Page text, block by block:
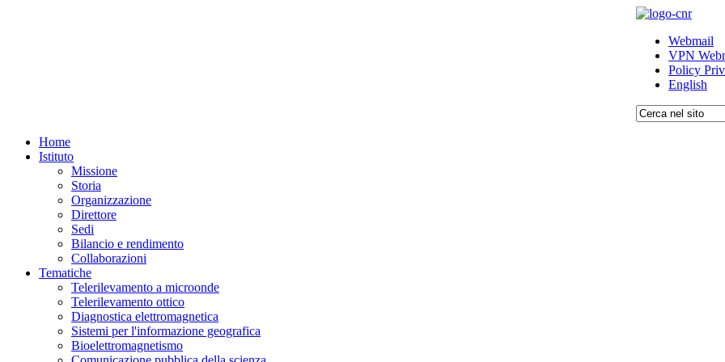
Webmail
VPN
Policy
English
Home
Istituto
Missione
Storia
Organizzazione
Direttore
Sedi
Bilancio e rendimento
Collaborazioni
Tematiche
Telerilevamento a microonde
Telerilevamento ottico
Diagnostica elettromagnetica
Sistemi per l'informazione geografica
Bioelettromagnetismo